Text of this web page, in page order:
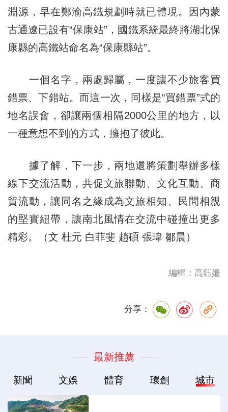
淵源，早在鄭渝高鐵規劃時就已體現。因內蒙
古通遼已設有“保康站”，國鐵系統最終將湖北保
康縣的高鐵站命名為“保康縣站”。
一個名字，兩處歸屬，一度讓不少旅客買
錯票、下錯站。而這一次，同樣是“買錯票”式的
地名誤會，卻讓兩個相隔2000公里的地方，以
一種意想不到的方式，擁抱了彼此。
據了解，下一步，兩地還將策劃舉辦多樣
線下交流活動，共促文旅聯動、文化互動、商
貿流動，讓同名之緣成為文旅相知、民間相親
的堅實紐帶，讓南北風情在交流中碰撞出更多
精彩。（文 杜元 白菲斐 趙碩 張瑋 鄒晨）
編輯：高鈺姍
分享：
最新推薦
新聞 文娛 體育 環創 城市